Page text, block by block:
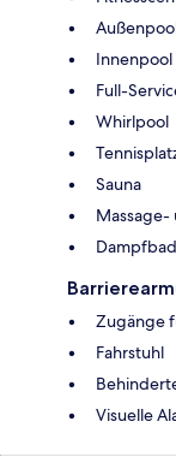
Innenpool
Full-
Whirlpool
Sauna
Massage-
Dampfbad
Zugänge
Fahrstuhl
Visuelle